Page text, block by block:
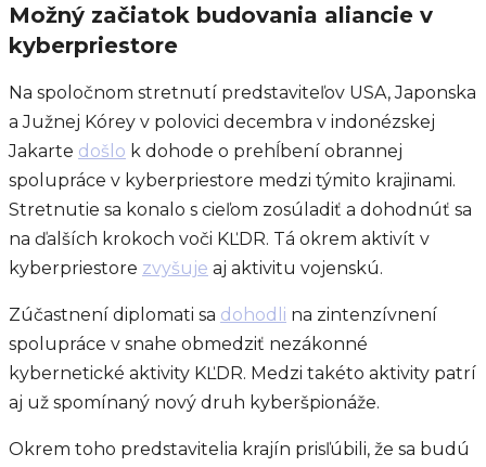
Možný začiatok budovania aliancie v
kyberpriestore
Na spoločnom stretnutí predstaviteľov USA, Japonska
a Južnej Kórey v polovici decembra v indonézskej
Jakarte došlo k dohode o prehĺbení obrannej
spolupráce v kyberpriestore medzi týmito krajinami.
Stretnutie sa konalo s cieľom zosúladiť a dohodnúť sa
na ďalších krokoch voči KĽDR. Tá okrem aktivít v
kyberpriestore zvyšuje aj aktivitu vojenskú.
Zúčastnení diplomati sa dohodli na zintenzívnení
spolupráce v snahe obmedziť nezákonné
kybernetické aktivity KĽDR. Medzi takéto aktivity patrí
aj už spomínaný nový druh kyberšpionáže.
Okrem toho predstavitelia krajín prisľúbili, že sa budú